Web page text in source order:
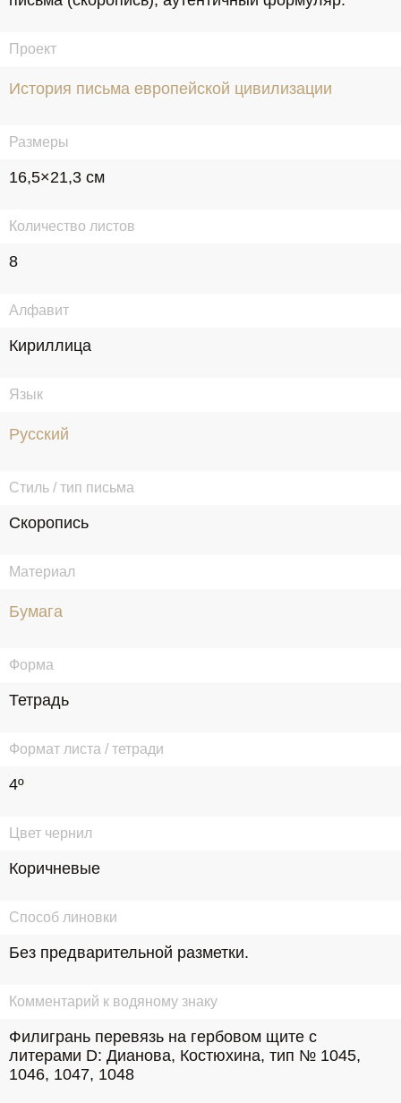
Проект
История письма европейской цивилизации
Размеры
16,5×21,3 см
Количество листов
8
Алфавит
Кириллица
Язык
Русский
Стиль / тип письма
Скоропись
Материал
Бумага
Форма
Тетрадь
Формат листа / тетради
4º
Цвет чернил
Коричневые
Способ линовки
Без предварительной разметки.
Комментарий к водяному знаку
Филигрань перевязь на гербовом щите с
литерами D: Дианова, Костюхина, тип № 1045,
1046, 1047, 1048